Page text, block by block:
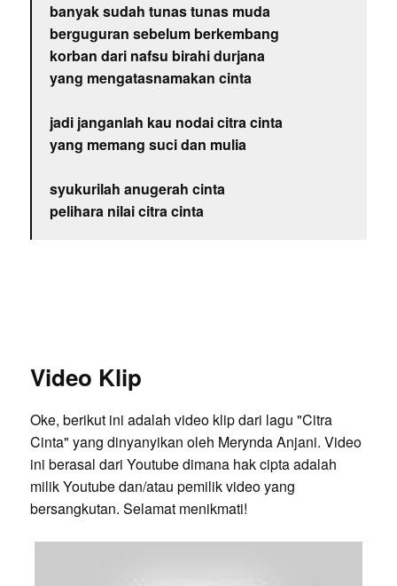
banyak sudah tunas tunas muda
berguguran sebelum berkembang
korban dari nafsu birahi durjana
yang mengatasnamakan cinta
jadi janganlah kau nodai citra cinta
yang memang suci dan mulia
syukurilah anugerah cinta
pelihara nilai citra cinta
Video Klip
Oke, berikut ini adalah video klip dari lagu "Citra
Cinta" yang dinyanyikan oleh Merynda Anjani. Video
ini berasal dari Youtube dimana hak cipta adalah
milik Youtube dan/atau pemilik video yang
bersangkutan. Selamat menikmati!